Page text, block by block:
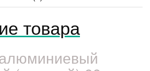
товара